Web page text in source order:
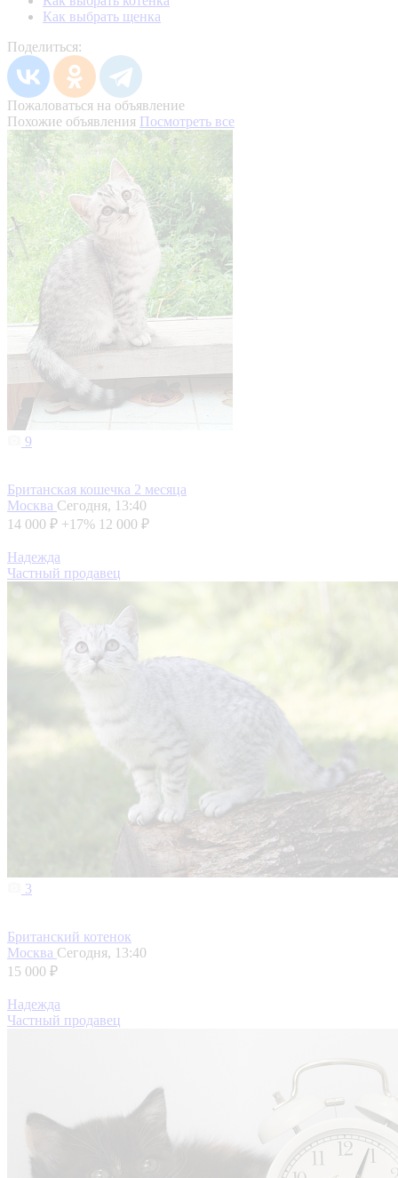
Как выбрать щенка
Поделиться:
Пожаловаться на объявление
Похожие объявления Посмотреть все
9
Британская кошечка 2 месяца
Москва Сегодня, 13:40
14 000 ₽ +17% 12 000 ₽
Надежда
Частный продавец
3
Британский котенок
Москва Сегодня, 13:40
15 000 ₽
Надежда
Частный продавец